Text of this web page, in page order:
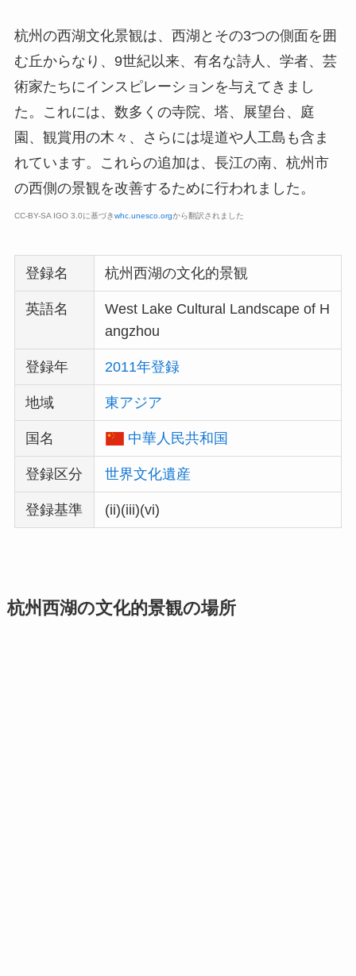
杭州の西湖文化景観は、西湖とその3つの側面を囲
む丘からなり、9世紀以来、有名な詩人、学者、芸
術家たちにインスピレーションを与えてきまし
た。これには、数多くの寺院、塔、展望台、庭
園、観賞用の木々、さらには堤道や人工島も含ま
れています。これらの追加は、長江の南、杭州市
の西側の景観を改善するために行われました。
CC-BY-SA IGO 3.0に基づきwhc.unesco.orgから翻訳されました
登録名 杭州西湖の文化的景観
英語名
West Lake Cultural Landscape of H
angzhou
登録年 2011年登録
地域 東アジア
国名 中華人民共和国
登録区分 世界文化遺産
登録基準 (ii)(iii)(vi)
杭州西湖の文化的景観の場所